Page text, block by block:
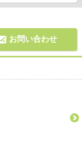
お問い合わせ